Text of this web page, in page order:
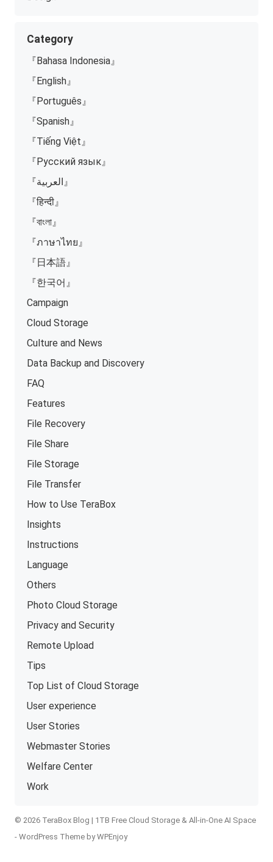
Category
『Bahasa Indonesia』
『English』
『Português』
『Spanish』
『Tiếng Việt』
『Русский язык』
『العربية』
『हिन्दी』
『বাংলা』
『ภาษาไทย』
『日本語』
『한국어』
Campaign
Cloud Storage
Culture and News
Data Backup and Discovery
FAQ
Features
File Recovery
File Share
File Storage
File Transfer
How to Use TeraBox
Insights
Instructions
Language
Others
Photo Cloud Storage
Privacy and Security
Remote Upload
Tips
Top List of Cloud Storage
User experience
User Stories
Webmaster Stories
Welfare Center
Work
© 2026 TeraBox Blog | 1TB Free Cloud Storage & All-in-One AI Space
-WordPress Theme byWPEnjoy